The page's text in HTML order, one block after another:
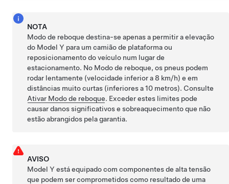
NOTA
Modo de reboque destina-se apenas a permitir a elevação
do Model Y para um camião de plataforma ou
reposicionamento do veículo num lugar de
estacionamento. No Modo de reboque, os pneus podem
rodar lentamente (velocidade inferior a8 km/h) e em
distâncias muito curtas (inferiores a10 metros). Consulte
Ativar Modo de reboque. Exceder estes limites pode
causar danos significativos e sobreaquecimento que não
estão abrangidos pela garantia.
AVISO
Model Y está equipado com componentes de alta tensão
que podem ser comprometidos como resultado de uma